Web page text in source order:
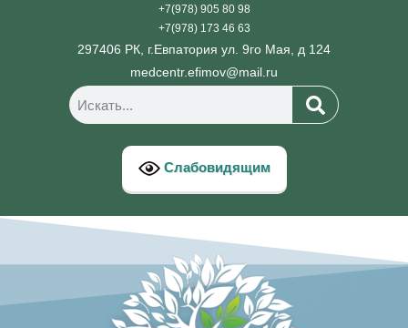
+7(978) 905 80 98
+7(978) 173 46 63
297406 РК, г.Евпатория ул. 9го Мая, д 124
medcentr.efimov@mail.ru
Слабовидящим